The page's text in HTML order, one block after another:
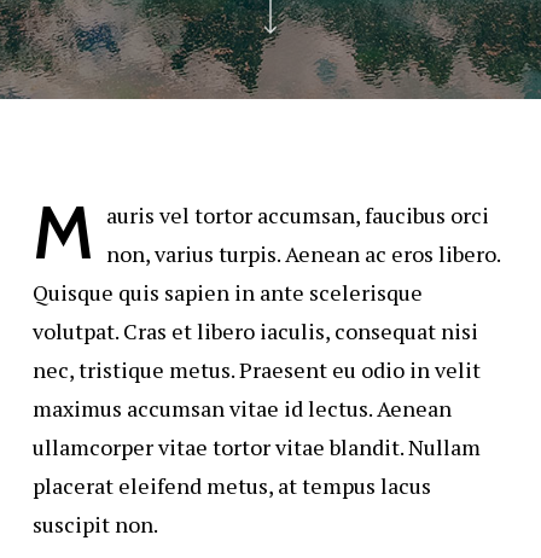
M auris vel tortor accumsan, faucibus orci
non, varius turpis. Aenean ac eros libero.
Quisque quis sapien in ante scelerisque
volutpat. Cras et libero iaculis, consequat nisi
nec, tristique metus. Praesent eu odio in velit
maximus accumsan vitae id lectus. Aenean
ullamcorper vitae tortor vitae blandit. Nullam
placerat eleifend metus, at tempus lacus
suscipit non.